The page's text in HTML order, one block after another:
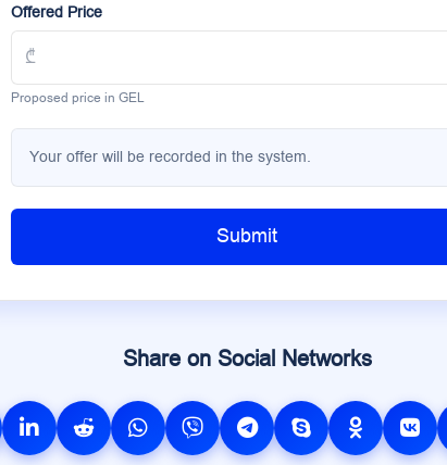
Offered Price
Proposed price in GEL
Your offer will be recorded in the system.
Submit
Share on Social Networks